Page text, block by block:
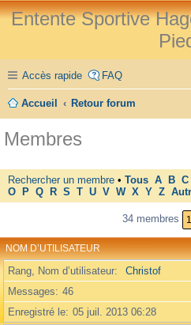
Entente Sportive
Accès rapide FAQ
Accueil Retour forum
Membres
Rechercher un membre • Tous A B C
O
P Q R S T U V W X Y Z
34 membres 1
NOM D’UTILISATEUR
Rang, Nom d’utilisateur
Christof
Messages
46
Enregistré le 05 juil. 2013 06:28